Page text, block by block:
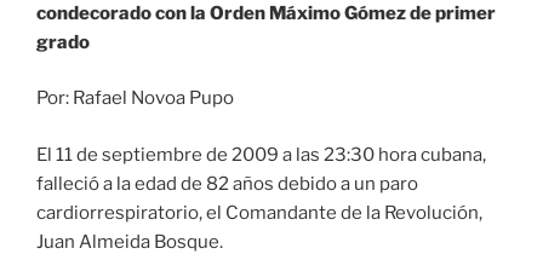
condecorado con la Orden Máximo Gómez de primer
grado
Por: Rafael Novoa Pupo
El 11 de septiembre de 2009 a las 23:30 hora cubana,
falleció a la edad de 82 años debido a un paro
cardiorrespiratorio, el Comandante de la Revolución,
Juan Almeida Bosque.